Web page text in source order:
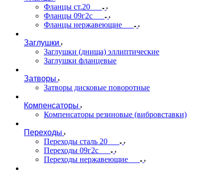
Фланцы ст.20
Фланцы 09г2с
Фланцы нержавеющие
Заглушки
Заглушки (днища) эллиптические
Заглушки фланцевые
Затворы
Затворы дисковые поворотные
Компенсаторы
Компенсаторы резиновые (вибровставки)
Переходы
Переходы сталь 20
Переходы 09г2с
Переходы нержавеющие